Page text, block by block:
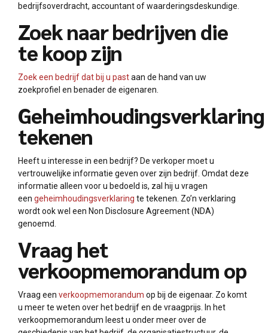
bedrijfsoverdracht, accountant of waarderingsdeskundige.
Zoek naar bedrijven die
te koop zijn
Zoek een bedrijf dat bij u pastaan de hand van uw
zoekprofiel en benader de eigenaren.
Geheimhoudingsverklaring
tekenen
Heeft u interesse in een bedrijf? De verkoper moet u
vertrouwelijke informatie geven over zijn bedrijf. Omdat deze
informatie alleen voor u bedoeld is, zal hij u vragen
een geheimhoudingsverklaring te tekenen. Zo’n verklaring
wordt ook wel een Non Disclosure Agreement (NDA)
genoemd.
Vraag het
verkoopmemorandum op
Vraag een verkoopmemorandum op bij de eigenaar. Zo komt
u meer te weten over het bedrijf en de vraagprijs. In het
verkoopmemorandum leest u onder meer over de